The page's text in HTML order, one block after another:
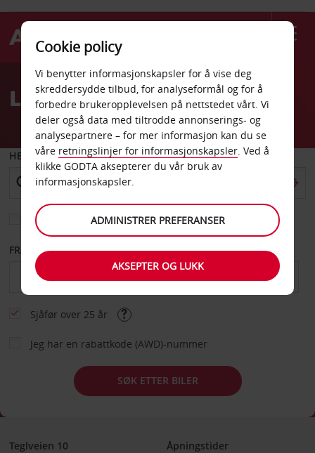
Welcome
AvisLeiebil Ski sentrum
HENT FRA
Velg et annet leveringssted
FRA DATO TIL DATO
Sjåfør over 25 år
Jeg har en rabattkode (AWD)-nummer
SØK ETTER BILER
Teglveien 10
Åpningstider
Cookie policy
Vi benytter informasjonskapsler for å vise deg
skreddersydde tilbud, for analyseformål og for å
forbedre brukeropplevelsen på nettstedet vårt. Vi
deler også data med tiltrodde annonserings- og
analysepartnere – for mer informasjon kan du se
våre retningslinjer for informasjonskapsler. Ved å
klikke GODTA aksepterer du vår bruk av
informasjonskapsler.
ADMINISTRER PREFERANSER
AKSEPTER OG LUKK